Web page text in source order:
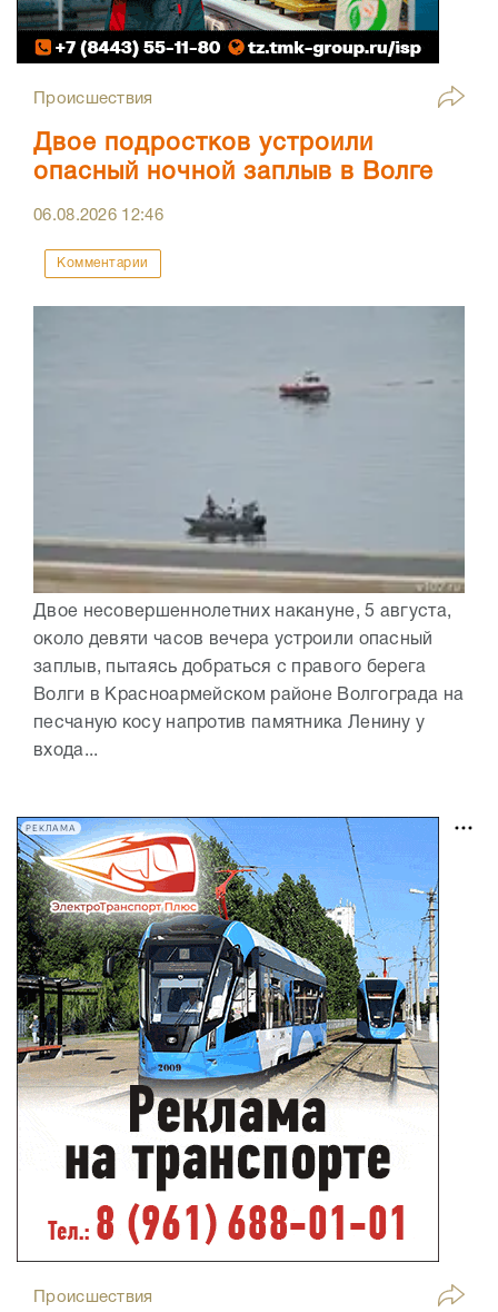
Происшествия
Двое подростков устроили
опасный ночной заплыв в Волге
06.08.2026 12:46
Комментарии
Двое несовершеннолетних накануне, 5 августа,
около девяти часов вечера устроили опасный
заплыв, пытаясь добраться с правого берега
Волги в Красноармейском районе Волгограда на
песчаную косу напротив памятника Ленину у
входа...
РЕКЛАМА
Происшествия